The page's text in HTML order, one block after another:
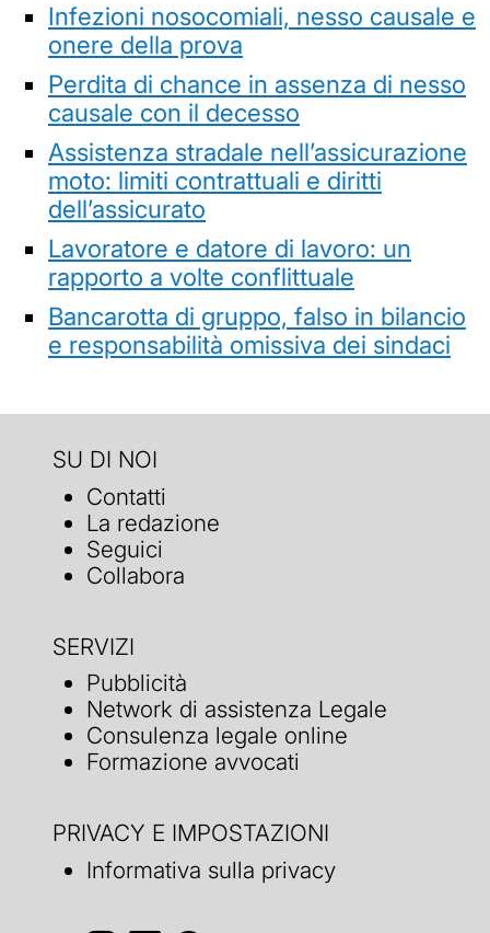
Infezioni nosocomiali, nesso causale e
onere della prova
Perdita di chance in assenza di nesso
causale con il decesso
Assistenza stradale nell’assicurazione
moto: limiti contrattuali e diritti
dell’assicurato
Lavoratore e datore di lavoro: un
rapporto a volte conflittuale
Bancarotta di gruppo, falso in bilancio
e responsabilità omissiva dei sindaci
SU DI NOI
Contatti
La redazione
Seguici
Collabora
SERVIZI
Pubblicità
Network di assistenza Legale
Consulenza legale online
Formazione avvocati
PRIVACY E IMPOSTAZIONI
Informativa sulla privacy